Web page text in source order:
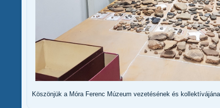
Köszönjük a Móra Ferenc Múzeum vezetésének és